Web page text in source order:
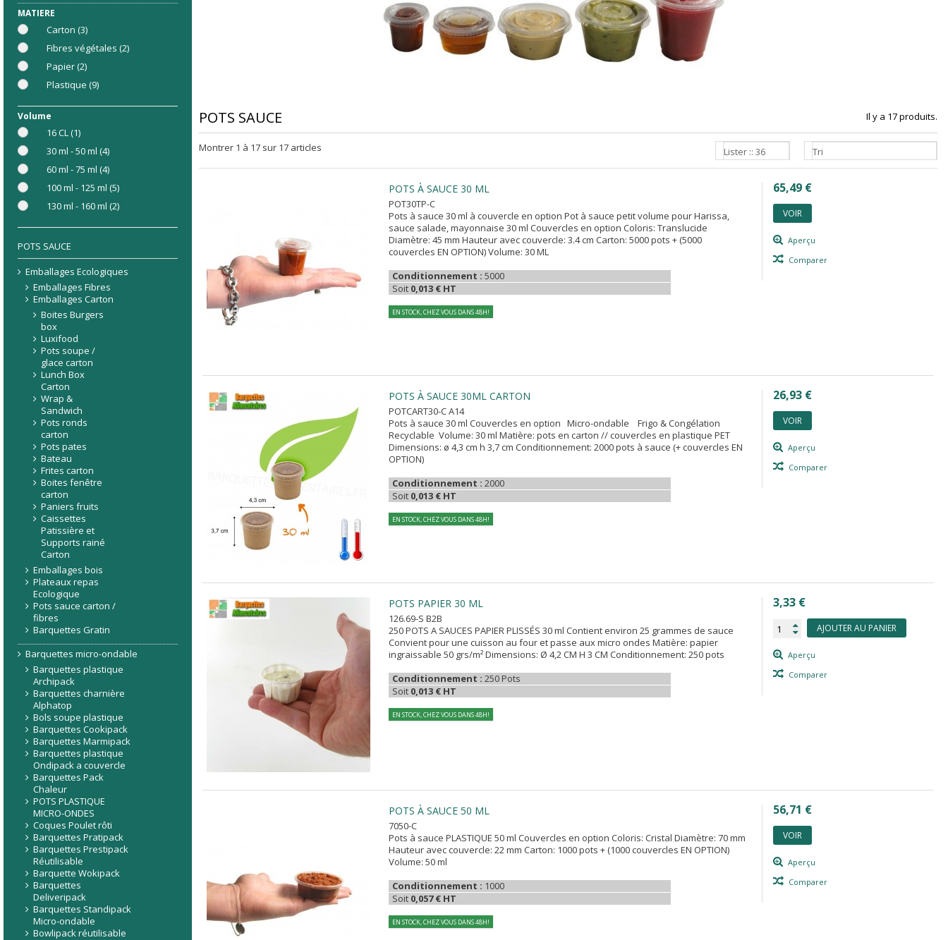
POTS SAUCE Il y a 17 produits.
Montrer 1 à 17 sur 17 articles Tri
Lister :: 36
POTS À SAUCE 30 ML
POT30TP-C
Pots à sauce 30 ml à couvercle en option Pot à sauce petit volume pour Harissa,
sauce salade, mayonnaise 30 ml Couvercles en option Coloris: Translucide
Diamètre: 45 mm Hauteur avec couvercle: 3.4 cm Carton: 5000 pots + (5000
couvercles EN OPTION) Volume: 30 ML
Conditionnement :5000
Soit 0,013 € HT
EN STOCK, CHEZ VOUS DANS 48H!
65,49 €
VOIR
Aperçu
Comparer
POTS À SAUCE 30ML CARTON
POTCART30-C A14
Pots à sauce 30 ml Couvercles en option Micro-ondable Frigo & Congélation
Recyclable Volume: 30 ml Matière: pots en carton // couvercles en plastique PET
Dimensions: ø 4,3 cm h 3,7 cm Conditionnement: 2000 pots à sauce (+ couvercles EN
OPTION)
Conditionnement :2000
Soit 0,013 € HT
EN STOCK, CHEZ VOUS DANS 48H!
26,93 €
VOIR
Aperçu
Comparer
POTS PAPIER 30 ML
126.69-S B2B
250 POTS A SAUCES PAPIER PLISSÉS 30 ml Contient environ 25 grammes de sauce
Convient pour une cuisson au four et passe aux micro ondes Matière: papier
ingraissable 50 grs/m² Dimensions: Ø 4,2 CM H 3 CM Conditionnement: 250 pots
Conditionnement :250 Pots
Soit 0,013 € HT
EN STOCK, CHEZ VOUS DANS 48H!
3,33 €
AJOUTER AU PANIER
Aperçu
Comparer
POTS À SAUCE 50 ML
7050-C
Pots à sauce PLASTIQUE 50 ml Couvercles en option Coloris: Cristal Diamètre: 70 mm
Hauteur avec couvercle: 22 mm Carton: 1000 pots + (1000 couvercles EN OPTION)
Volume: 50 ml
Conditionnement : 1000
Soit 0,057 € HT
EN STOCK, CHEZ VOUS DANS 48H!
56,71 €
VOIR
Aperçu
Comparer
MATIERE
Carton (3)
Fibres végétales (2)
Papier(2)
Plastique (9)
Volume
16 CL(1)
30 ml - 50 ml (4)
60 ml - 75 ml (4)
100 ml - 125 ml (5)
130 ml - 160 ml (2)
POTS SAUCE
Emballages Ecologiques
Emballages Fibres
Emballages Carton
Boites Burgers
box
Luxifood
Pots soupe /
glace carton
Lunch Box
Carton
Wrap &
Sandwich
Pots ronds
carton
Pots pates
Bateau
Frites carton
Boites fenêtre
carton
Paniers fruits
Caissettes
Patissière et
Supports rainé
Carton
Emballages bois
Plateaux repas
Ecologique
Pots sauce carton /
fibres
Barquettes Gratin
Barquettes micro-ondable
Barquettes plastique
Archipack
Barquettes charnière
Alphatop
Bols soupe plastique
Barquettes Cookipack
Barquettes Marmipack
Barquettes plastique
Ondipack a couvercle
Barquettes Pack
Chaleur
POTS PLASTIQUE
MICRO-ONDES
Coques Poulet rôti
Barquettes Pratipack
Barquettes Prestipack
Réutilisable
Barquette Wokipack
Barquettes
Deliveripack
Barquettes Standipack
Micro-ondable
Bowlipack réutilisable